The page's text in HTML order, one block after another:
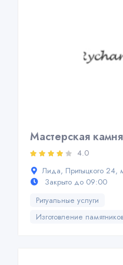
Мастерская
4.0
Лида, Притыцкого 24,
Закрыто до 09:00
Ритуальные услуги
Изготовление